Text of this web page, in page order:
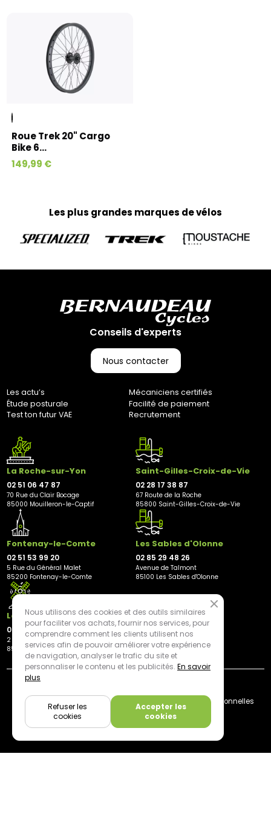
Roue Trek 20" Cargo
Bike 6...
149,99 €
Les plus grandes marques de vélos
Conseils d'experts
Nous contacter
Les actu’s
Mécaniciens certifiés
Étude posturale
Facilité de paiement
Test ton futur VAE
Recrutement
La Roche-sur-Yon
02 51 06 47 87
70 Rue du Clair Bocage
85000 Mouilleron-le-Captif
Saint-Gilles-Croix-de-Vie
02 28 17 38 87
67 Route de la Roche
85800 Saint-Gilles-Croix-de-Vie
Fontenay-le-Comte
02 51 53 99 20
5 Rue du Général Malet
85200 Fontenay-le-Comte
Les Sables d'Olonne
02 85 29 48 26
Avenue de Talmont
85100 Les Sables d'Olonne
Les Herbiers
02 21 81 23 11
2 rue des Peupliers
85500 Les Herbiers
Livraison
Mentions légales
Données personnelles
Cookies
Nous utilisons des cookies et des outils similaires
pour faciliter vos achats, fournir nos services, pour
comprendre comment les clients utilisent nos
services afin de pouvoir améliorer votre expérience
de navigation, analyser le trafic du site et
personnaliser le contenu et les publicités. En savoir
plus
Accepter les
cookies
Refuser les
cookies